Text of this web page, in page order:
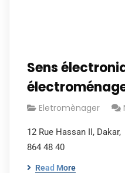
Sens
Eletromènager
12 Rue Hassan II,
864 48 40
Read More